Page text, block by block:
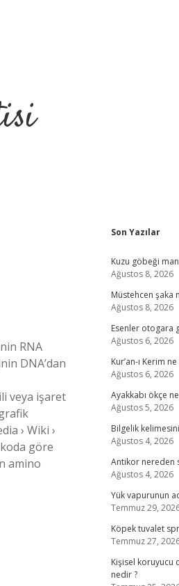
RNA
DNA’dan
veya işaret
› Wiki ›
göre
amino
Son Yazılar
Kuzu göbeği
Ağustos 8, 2026
Müstehcen şaka
Ağustos 8, 2026
Esenler otogara
Ağustos 6, 2026
Kur’an-ı Kerim
Ağustos 6, 2026
Ayakkabı ökçe
Ağustos 5, 2026
Bilgelik
Ağustos 4, 2026
Antikor nereden
Ağustos 4, 2026
Yük vapurunun
Temmuz 29,
Köpek tuvalet
Temmuz 27,
Kişisel koruyucu
nedir ?